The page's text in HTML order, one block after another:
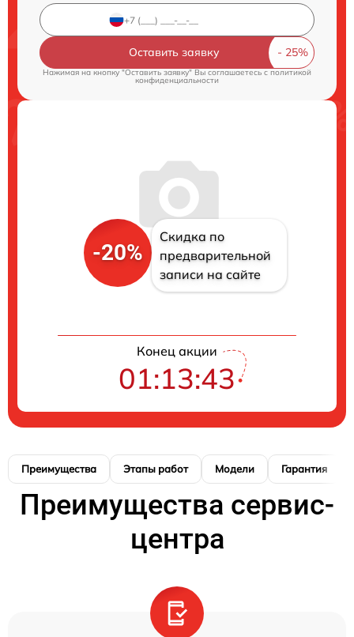
Оставить заявку
Нажимая на кнопку "Оставить заявку" Вы соглашаетесь cполитикой
конфиденциальности
-20%
Скидка по
предварительной
записи на сайте
Конец акции
01:13:42
Преимущества Этапы работ Модели Гарантия
Преимущества сервис-
центра